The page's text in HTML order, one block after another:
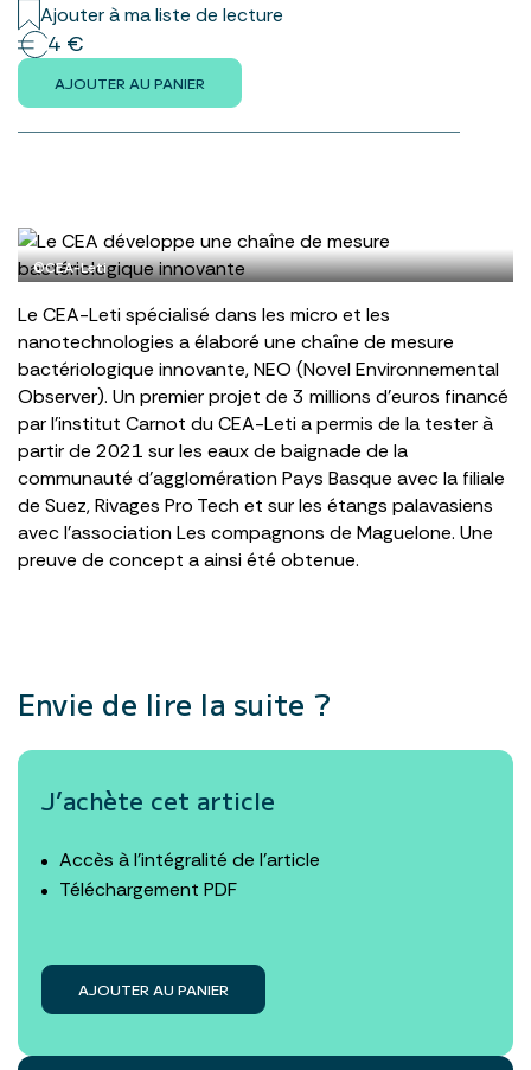
Ajouter à ma liste de lecture
4 €
AJOUTER AU PANIER
©CEA-Leti
Le CEA-Leti spécialisé dans les micro et les
nanotechnologies a élaboré une chaîne de mesure
bactériologique innovante, NEO (Novel Environnemental
Observer). Un premier projet de 3 millions d’euros financé
par l’institut Carnot du CEA-Leti a permis de la tester à
partir de 2021 sur les eaux de baignade de la
communauté d’agglomération Pays Basque avec la filiale
de Suez, Rivages Pro Tech et sur les étangs palavasiens
avec l’association Les compagnons de Maguelone. Une
preuve de concept a ainsi été obtenue.
Envie de lire la suite ?
J’achète cet article
Accès à l’intégralité de l’article
Téléchargement PDF
AJOUTER AU PANIER